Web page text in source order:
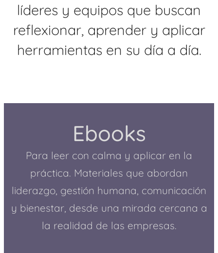
líderes y equipos que buscan
reflexionar, aprender y aplicar
herramientas en su día a día.
Ebooks
Para leer con calma y aplicar en la
práctica. Materiales que abordan
liderazgo, gestión humana, comunicación
y bienestar, desde una mirada cercana a
la realidad de las empresas.